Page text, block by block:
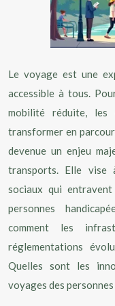
Le voyage est une
accessible à tous.
mobilité réduite, les
transformer en
devenue un enjeu
transports. Elle vise
sociaux qui
personnes
comment les
réglementations
Quelles sont les
voyages des